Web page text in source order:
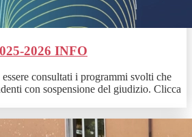
2026 INFO
consultati i programmi svolti che
con sospensione del giudizio. Clicca